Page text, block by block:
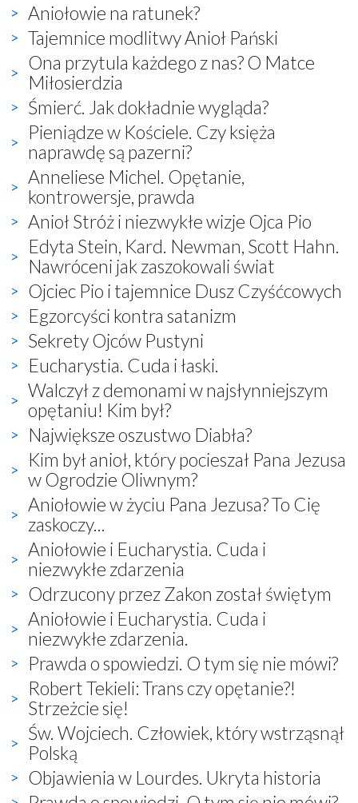
Aniołowie na ratunek?
Tajemnice modlitwy Anioł Pański
Ona przytula każdego z nas? O Matce
Miłosierdzia
Śmierć. Jak dokładnie wygląda?
Pieniądze w Kościele. Czy księża
naprawdę są pazerni?
Anneliese Michel. Opętanie,
kontrowersje, prawda
Anioł Stróż i niezwykłe wizje Ojca Pio
Edyta Stein, Kard. Newman, Scott Hahn.
Nawróceni jak zaszokowali świat
Ojciec Pio i tajemnice Dusz Czyśćcowych
Egzorcyści kontra satanizm
Sekrety Ojców Pustyni
Eucharystia. Cuda i łaski.
Walczył z demonami w najsłynniejszym
opętaniu! Kim był?
Największe oszustwo Diabła?
Kim był anioł, który pocieszał Pana Jezusa
w Ogrodzie Oliwnym?
Aniołowie w życiu Pana Jezusa? To Cię
zaskoczy...
Aniołowie i Eucharystia. Cuda i
niezwykłe zdarzenia
Odrzucony przez Zakon został świętym
Aniołowie i Eucharystia. Cuda i
niezwykłe zdarzenia.
Prawda o spowiedzi. O tym się nie mówi?
Robert Tekieli: Trans czy opętanie?!
Strzeżcie się!
Św. Wojciech. Człowiek, który wstrząsnął
Polską
Objawienia w Lourdes. Ukryta historia